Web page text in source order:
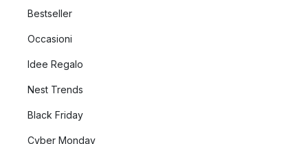
Bestseller
Occasioni
Idee Regalo
Nest Trends
Black Friday
Cyber Monday